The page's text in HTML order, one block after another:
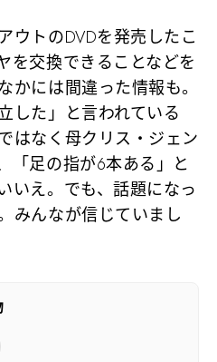
ウトのDVDを発売したこ
を交換できることなどを
かには間違った情報も。
した」と言われている
はなく母クリス・ジェン
「足の指が6本ある」と
いえ。でも、話題になっ
みんなが信じていまし